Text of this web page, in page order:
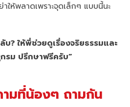
ให้พลาดเพราะจุดเล็กๆ แบบนี้นะ
บ? ให้พี่ช่วยดูเรื่องจริยธรรมและ
รม ปรึกษาฟรีครับ”
ามที่น้องๆ ถามกัน